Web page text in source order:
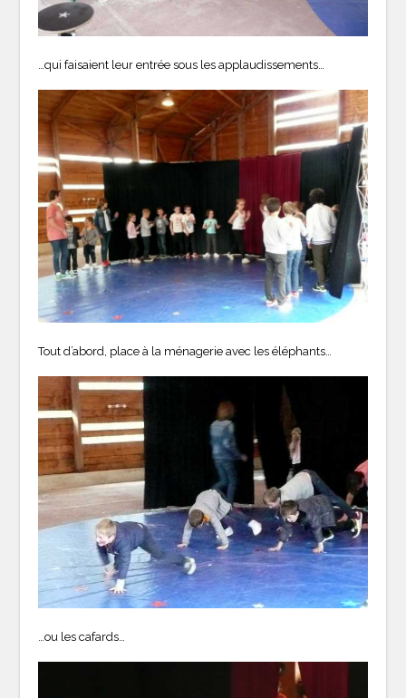
…qui faisaient leur entrée sous les applaudissements…
Tout d’abord, place à la ménagerie avec les éléphants…
…ou les cafards…